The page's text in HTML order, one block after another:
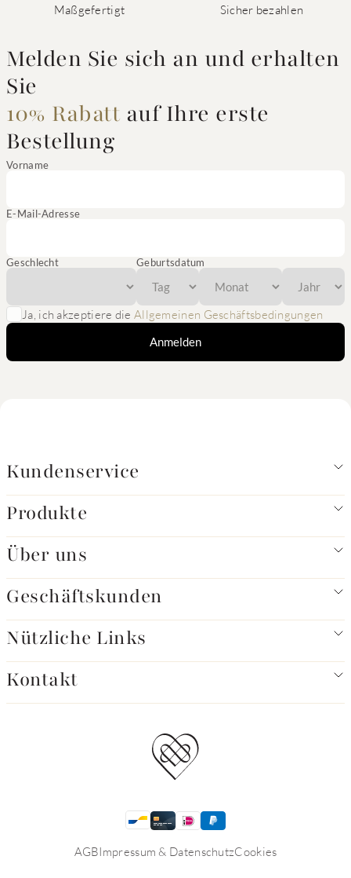
Maßgefertigt Sicher bezahlen
Melden Sie sich an und erhalten
Sie
10% Rabatt auf Ihre erste
Bestellung
Vorname
E-Mail-Adresse
Geschlecht Geburtsdatum
Ja, ich akzeptiere die Allgemeinen Geschäftsbedingungen
Anmelden
Kundenservice
Produkte
Über uns
Geschäftskunden
Nützliche Links
Kontakt
AGBImpressum & DatenschutzCookies